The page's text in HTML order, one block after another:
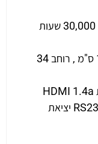
מידות המקרן – גובה 12 ס"מ , רוחב 34
למקרן כניסה ויציאת Audio 2 יציאות HDMI 1.4a
יציאה לרשת RJ45 יציאה לשליטה RS232 יציאת